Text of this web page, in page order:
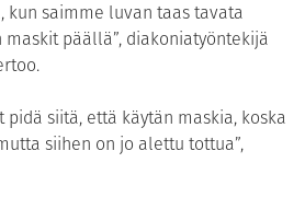
kun saimme luvan taas tavata
päällä”, diakoniatyöntekijä
pidä siitä, että käytän maskia, koska
siihen on jo alettu tottua”,